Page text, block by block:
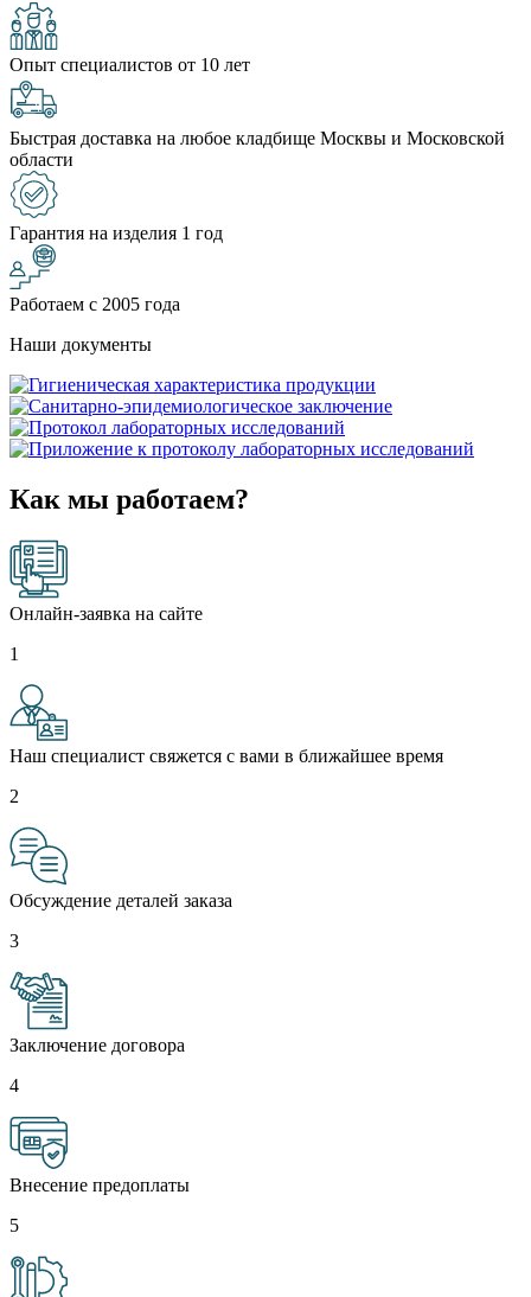
Опыт специалистов от 10 лет
Быстрая доставка на любое кладбище Москвы и Московской
области
Гарантия на изделия 1 год
Работаем с 2005 года
Наши документы
Как мы работаем?
Онлайн-заявка на сайте
1
Наш специалист свяжется с вами в ближайшее время
2
Обсуждение деталей заказа
3
Заключение договора
4
Внесение предоплаты
5